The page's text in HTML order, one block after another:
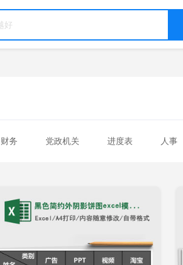
财务 党政机关 进度表 人事
排程表 甘特图 绩效表
测评表 验收表 其他表格